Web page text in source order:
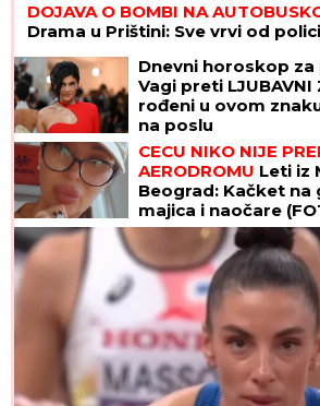
DOJAVA O BOMBI NA
Drama u Prištini: Sve vrvi od
Dnevni horoskop
Vagi preti LJUBAVNI
rođeni u ovom
na poslu
CECU NIKO NIJE
AERODROMU Leti iz
Beograd: Kačket na
majica i naočare